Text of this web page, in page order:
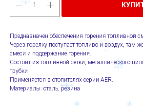
Предназначен обеспечения горения топливной
Через горелку поступает топливо и воздух, там
смеси и поддержание горения.
Состоит из топливной сетки, металлического
трубки
Применяется в отопителях серии AER.
Материалы: сталь, резина